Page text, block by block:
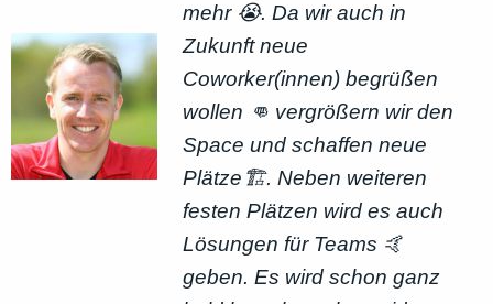
mehr 😭. Da wir auch in
Zukunft neue
Coworker(innen) begrüßen
wollen 👊 vergrößern wir den
Space und schaffen neue
Plätze🏗. Neben weiteren
festen Plätzen wird es auch
Lösungen für Teams 🤙
geben. Es wird schon ganz